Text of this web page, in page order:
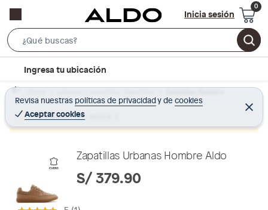
Inicia sesión
e
r
c
B
r
c
t
Ingresa tu ubicación
Revisa nuestras políticas de privacidadyde cookies
Aceptar cookies
C
e
r
Home Calzado y zapatillas - Zapatillas Zapatillas Hombre
Producto sin stock :(
Zapatillas Urbanas Hombre Aldo
S/ 379.90